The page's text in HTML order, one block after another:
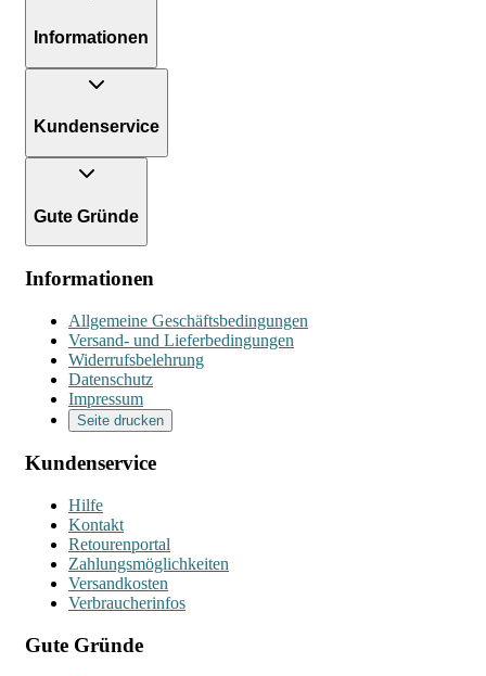
Informationen
Kundenservice
Gute Gründe
Informationen
Allgemeine Geschäftsbedingungen
Versand- und Lieferbedingungen
Widerrufsbelehrung
Datenschutz
Impressum
Seite drucken
Kundenservice
Hilfe
Kontakt
Retourenportal
Zahlungsmöglichkeiten
Versandkosten
Verbraucherinfos
Gute Gründe